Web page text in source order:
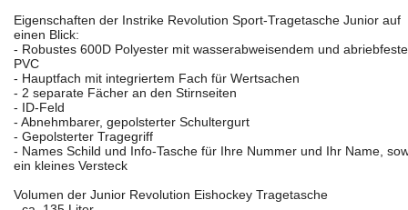
Eigenschaften der Instrike Revolution Sport-Tragetasche Junior auf
einen Blick:
- Robustes 600D Polyester mit wasserabweisendem und
PVC
- Hauptfach mit integriertem Fach für Wertsachen
- 2 separate Fächer an den Stirnseiten
- ID-Feld
- Abnehmbarer, gepolsterter Schultergurt
- Gepolsterter Tragegriff
- Names Schild und Info-Tasche für Ihre Nummer und Ihr Name,
ein kleines Versteck
Volumen der Junior Revolution Eishockey Tragetasche